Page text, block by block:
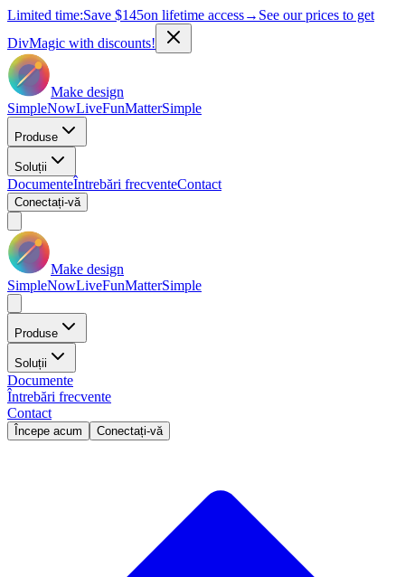
Limited time:Save $145on lifetime access→ See our prices to get
DivMagic with discounts!
Make design
SimpleNowLiveFunMatterSimple
Produse
Soluții
DocumenteÎntrebări frecventeContact
Conectați-vă
Make design
SimpleNowLiveFunMatterSimple
Produse
Soluții
Documente
Întrebări frecvente
Contact
Începe acum Conectați-vă